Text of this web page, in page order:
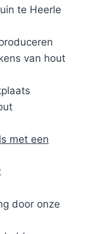
te Heerle
van hout
met een
door onze